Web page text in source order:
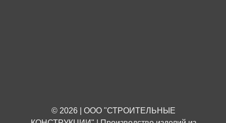
© 2026 | ООО "СТРОИТЕЛЬНЫЕ